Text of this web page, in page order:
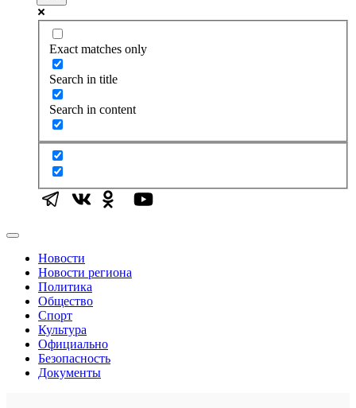
Exact matches only
Search in title
Search in content
Новости
Новости региона
Политика
Общество
Спорт
Культура
Официально
Безопасность
Документы